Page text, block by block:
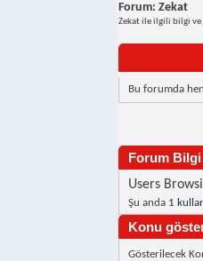
Forum: Zekat
Zekat ile ilgili bilgi ve
Bu forumda
Forum
Users
Şu anda 1
Konu
Gösterilecek